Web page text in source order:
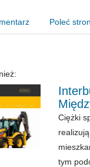
Poleć
Ciężki
tym